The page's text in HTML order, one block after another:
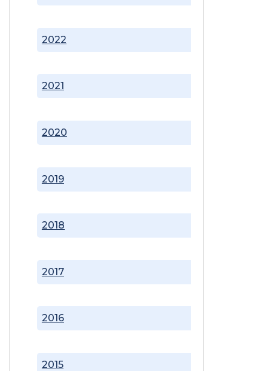
2015
2016
2017
2018
2019
2020
2021
2022